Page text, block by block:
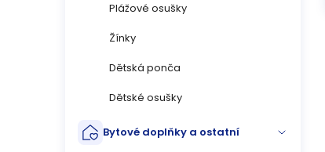
Plážové osušky
Žínky
Dětská ponča
Dětské osušky
Bytové doplňky a ostatní